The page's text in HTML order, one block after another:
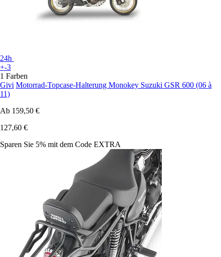
24h
+-3
1 Farben
Givi Motorrad-Topcase-Halterung Monokey Suzuki GSR 600 (06 à
11)
Ab 159,50 €
127,60 €
Sparen Sie 5% mit dem Code EXTRA